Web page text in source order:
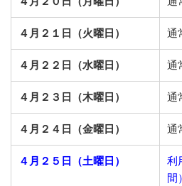
４月２１日（火曜日） 通
４月２２日（水曜日） 通
４月２３日（木曜日） 通
４月２４日（金曜日） 通
４月２５日（土曜日）
利
間）